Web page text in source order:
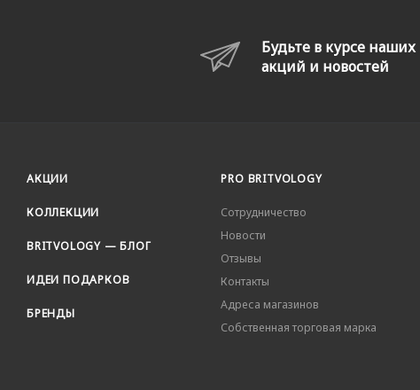
Будьте в курсе наших
акций и новостей
АКЦИИ
КОЛЛЕКЦИИ
BRITVOLOGY — БЛОГ
ИДЕИ ПОДАРКОВ
БРЕНДЫ
PRO BRITVOLOGY
Сотрудничество
Новости
Отзывы
Контакты
Адреса магазинов
Собственная торговая марка